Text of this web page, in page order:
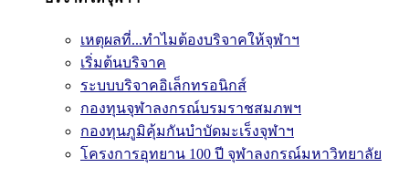
เหตุผลที่...ทำไมต้องบริจาคให้จุฬาฯ
เริ่มต้นบริจาค
ระบบบริจาคอิเล็กทรอนิกส์
กองทุนจุฬาลงกรณ์บรมราชสมภพฯ
กองทุนภูมิคุ้มกันบำบัดมะเร็งจุฬาฯ
โครงการอุทยาน 100 ปี จุฬาลงกรณ์มหาวิทยาลัย